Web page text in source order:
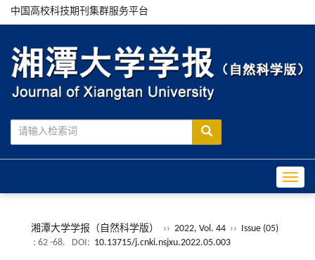
中国高校科技期刊集群服务平台
湘潭大学学报（自然科学版） ›› 2022, Vol. 44 ›› Issue (05)
: 62 -68.
DOI: 10.13715/j.cnki.nsjxu.2022.05.003